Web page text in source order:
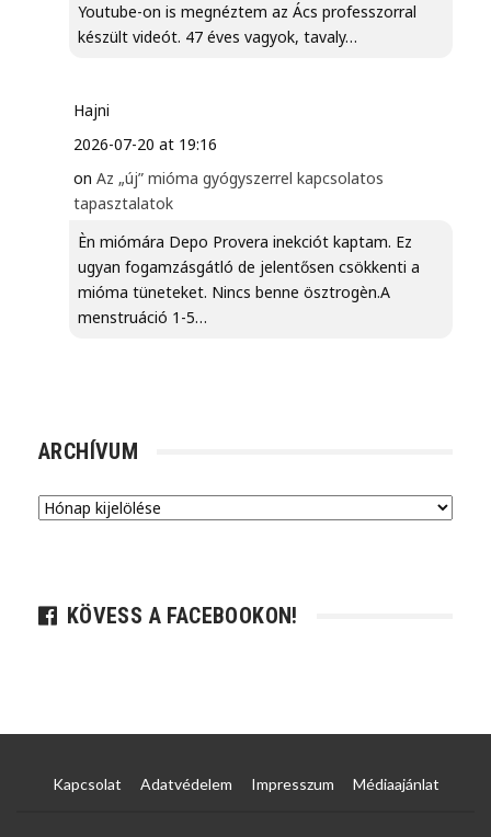
Youtube-on is megnéztem az Ács professzorral
készült videót. 47 éves vagyok, tavaly…
Hajni
2026-07-20 at 19:16
on Az „új” mióma gyógyszerrel kapcsolatos
tapasztalatok
Èn miómára Depo Provera inekciót kaptam. Ez
ugyan fogamzásgátló de jelentősen csökkenti a
mióma tüneteket. Nincs benne ösztrogèn.A
menstruáció 1-5…
ARCHÍVUM
Archívum
KÖVESS A FACEBOOKON!
Kapcsolat Adatvédelem Impresszum Médiaajánlat